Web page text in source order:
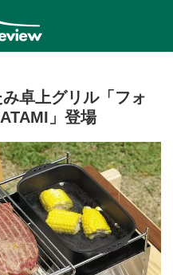
卓上グリル「フォ
」登場